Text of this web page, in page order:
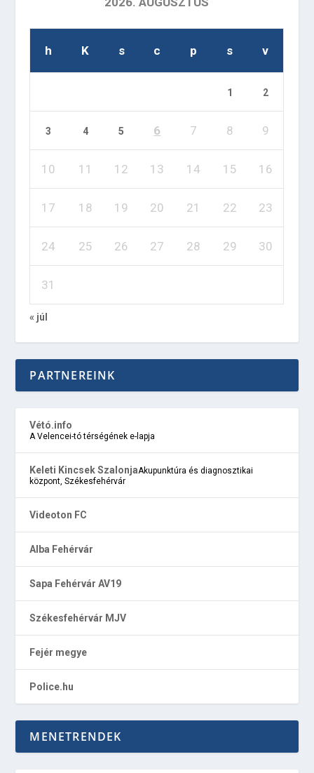
h K s c p s v
1 2
3 4 5 6 7 8 9
10 11 12 13 14 15 16
17 18 19 20 21 22 23
24 25 26 27 28 29 30
31
« júl
PARTNEREINK
Vétó.info
A Velencei-tó térségének e-lapja
Keleti Kincsek SzalonjaAkupunktúra és diagnosztikai
központ, Székesfehérvár
Videoton FC
Alba Fehérvár
Sapa Fehérvár AV19
Székesfehérvár MJV
Fejér megye
Police.hu
MENETRENDEK